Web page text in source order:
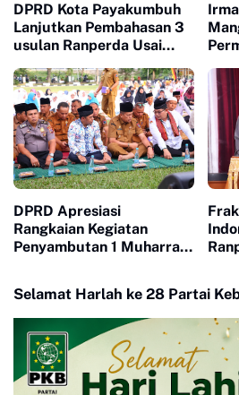
DPRD Kota Payakumbuh
Lanjutkan Pembahasan 3
usulan Ranperda Usai
Walikota Atas Pandangan
Fraksi fraksi
DPRD Apresiasi
Rangkaian Kegiatan
Penyambutan 1 Muharram
Selamat Harlah ke 28 Partai